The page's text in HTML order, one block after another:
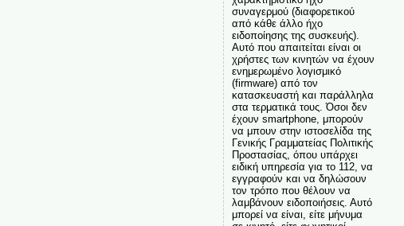
συναγερμού (διαφορετικού
από κάθε άλλο ήχο
ειδοποίησης της συσκευής).
Αυτό που απαιτείται είναι οι
χρήστες των κινητών να έχουν
ενημερωμένο λογισμικό
(firmware) από τον
κατασκευαστή και παράλληλα
στα τερματικά τους. Όσοι δεν
έχουν smartphone, μπορούν
να μπουν στην ιστοσελίδα της
Γενικής Γραμματείας Πολιτικής
Προστασίας, όπου υπάρχει
ειδική υπηρεσία για το 112, να
εγγραφούν και να δηλώσουν
τον τρόπο που θέλουν να
λαμβάνουν ειδοποιήσεις. Αυτό
μπορεί να είναι, είτε μήνυμα